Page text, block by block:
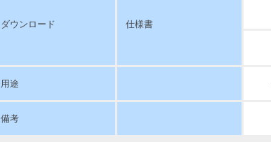
ダウンロード 仕様書
用途
備考